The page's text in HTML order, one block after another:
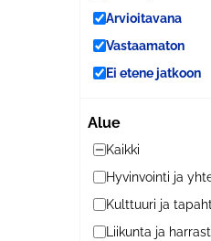
Arvioitavana
Vastaamaton
Ei etene jatkoon
Alue
Kaikki
Hyvinvointi ja
Kulttuuri ja
Liikunta ja